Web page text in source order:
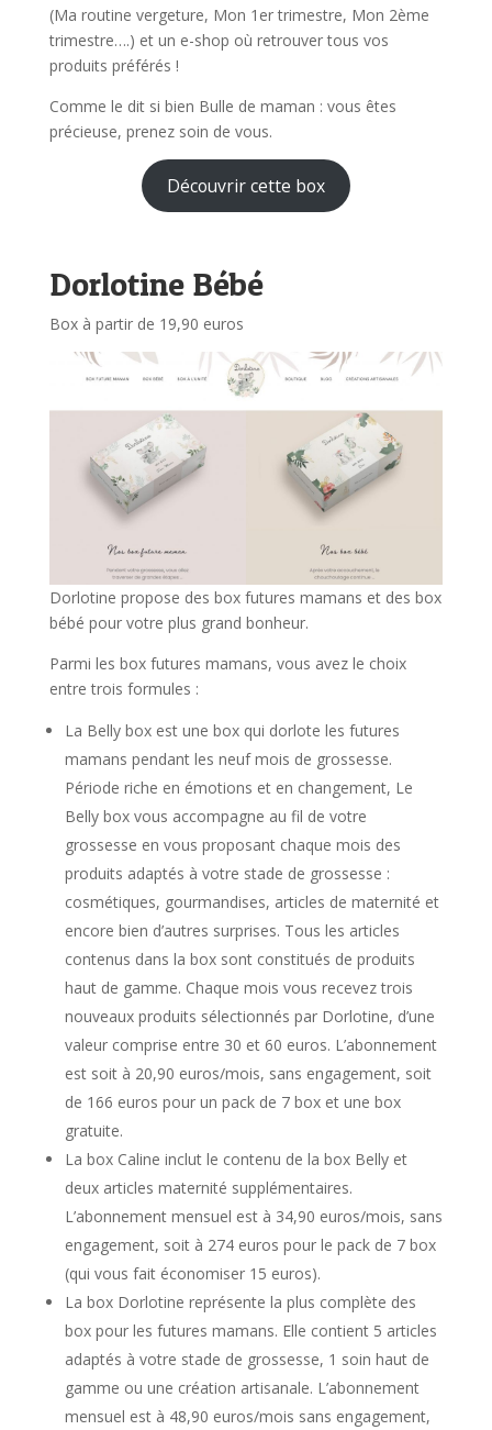
(Ma routine vergeture, Mon 1er trimestre, Mon 2ème
trimestre….) et un e-shop où retrouver tous vos
produits préférés !
Comme le dit si bien Bulle de maman : vous êtes
précieuse, prenez soin de vous.
Découvrir cette box
Dorlotine Bébé
Box à partir de 19,90 euros
Dorlotine propose des box futures mamans et des box
bébé pour votre plus grand bonheur.
Parmi les box futures mamans, vous avez le choix
entre trois formules :
La Belly box est une box qui dorlote les futures
mamans pendant les neuf mois de grossesse.
Période riche en émotions et en changement, Le
Belly box vous accompagne au fil de votre
grossesse en vous proposant chaque mois des
produits adaptés à votre stade de grossesse :
cosmétiques, gourmandises, articles de maternité et
encore bien d’autres surprises. Tous les articles
contenus dans la box sont constitués de produits
haut de gamme. Chaque mois vous recevez trois
nouveaux produits sélectionnés par Dorlotine, d’une
valeur comprise entre 30 et 60 euros. L’abonnement
est soit à 20,90 euros/mois, sans engagement, soit
de 166 euros pour un pack de 7 box et une box
gratuite.
La box Caline inclut le contenu de la box Belly et
deux articles maternité supplémentaires.
L’abonnement mensuel est à 34,90 euros/mois, sans
engagement, soit à 274 euros pour le pack de 7 box
(qui vous fait économiser 15 euros).
La box Dorlotine représente la plus complète des
box pour les futures mamans. Elle contient 5 articles
adaptés à votre stade de grossesse, 1 soin haut de
gamme ou une création artisanale. L’abonnement
mensuel est à 48,90 euros/mois sans engagement,